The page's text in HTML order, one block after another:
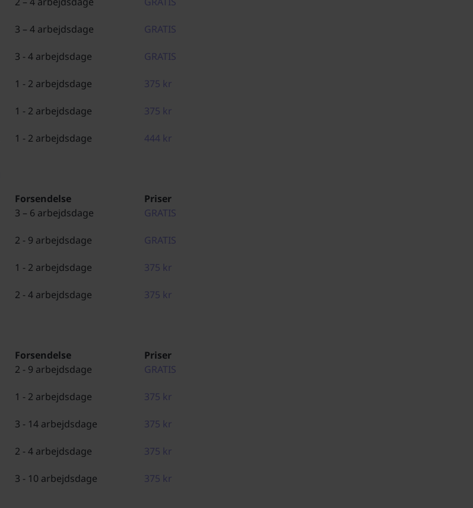
3 – 4 arbejdsdage GRATIS
3 - 4 arbejdsdage GRATIS
1 - 2 arbejdsdage 375 kr
1 - 2 arbejdsdage 375 kr
1 - 2 arbejdsdage 444 kr
Forsendelse
Priser
3 – 6 arbejdsdage GRATIS
2 - 9 arbejdsdage GRATIS
1 - 2 arbejdsdage 375 kr
2 - 4 arbejdsdage 375 kr
Forsendelse
Priser
2 - 9 arbejdsdage GRATIS
1 - 2 arbejdsdage 375 kr
3 - 14 arbejdsdage 375 kr
2 - 4 arbejdsdage 375 kr
3 - 10 arbejdsdage 375 kr